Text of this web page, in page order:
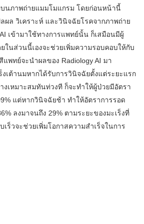
บนภาพถ่ายแมมโมแกรม โดยก่อนหน้านี้
ผล วิเคราะห์ และวินิจฉัยโรคจากภาพถ่าย
เข้ามาใช้ทางการแพทย์นั้น ก็เสมือนมีผู้
ในส่วนนี้เองจะช่วยเพิ่มความรอบคอบให้กับ
พทย์จะนำผลของ Radiology AI มา
เต้านมหากได้รับการวินิจฉัยตั้งแต่ระยะแรก
งเหมาะสมทันท่วงที ก็จะทำให้ผู้ป่วยมีอัตรา
แต่หากวินิจฉัยช้า ทำให้อัตราการรอด
ลงมาจนถึง 29% ตามระยะของมะเร็งที่
ร็วจะช่วยเพิ่มโอกาสความสำเร็จในการ